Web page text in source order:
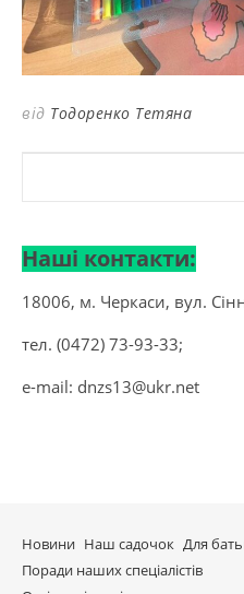
від Тодоренко Тетяна
Наші контакти:
18006, м. Черкаси, вул.
тел. (0472) 73-93-33;
e-mail: dnzs13@ukr.net
Новини Наш садочок Для
Поради наших спеціалістів